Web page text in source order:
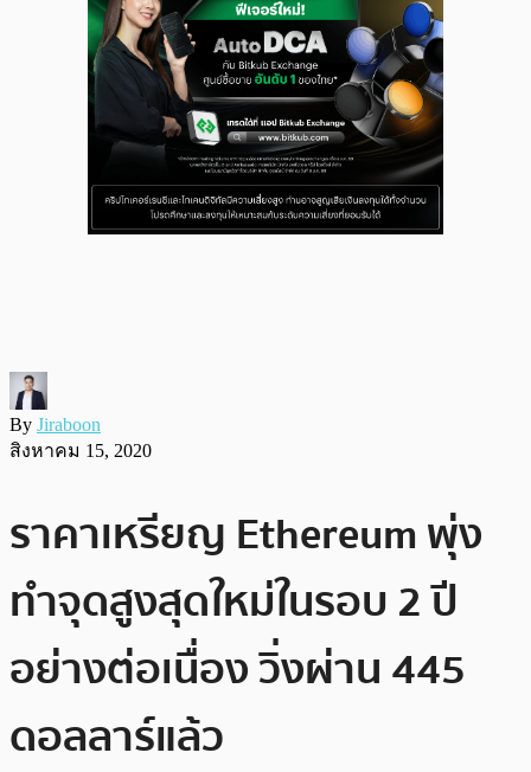
By Jiraboon
สิงหาคม 15, 2020
ราคาเหรียญ Ethereum พุ่ง
ทำจุดสูงสุดใหม่ในรอบ 2 ปี
อย่างต่อเนื่อง วิ่งผ่าน 445
ดอลลาร์แล้ว